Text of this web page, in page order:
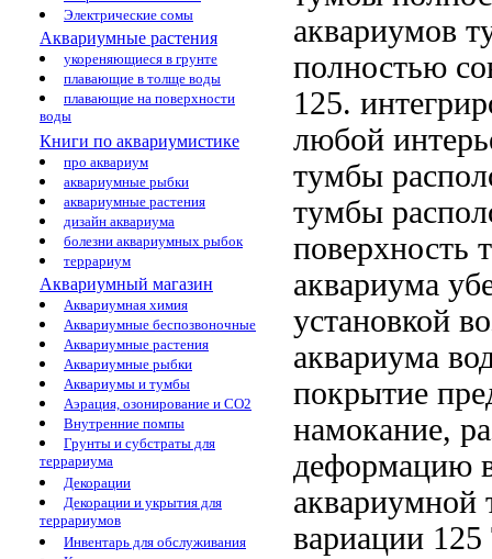
Электрические сомы
Аквариумные растения
укореняющиеся в грунте
плавающие в толще воды
плавающие на поверхности
воды
Книги по аквариумистике
про аквариум
аквариумные рыбки
аквариумные растения
дизайн аквариума
болезни аквариумных рыбок
террариум
Аквариумный магазин
Аквариумная химия
Аквариумные беспозвоночные
Аквариумные растения
Аквариумные рыбки
Аквариумы и тумбы
Аэрация, озонирование и CO2
Внутренние помпы
Грунты и субстраты для
террариума
Декорации
Декорации и укрытия для
террариумов
Инвентарь для обслуживания
аквариумов
полностью
125.
любой
тумбы
тумбы
поверхность
аквариума
установкой
аквариума
покрытие
намокание,
деформацию
вариации